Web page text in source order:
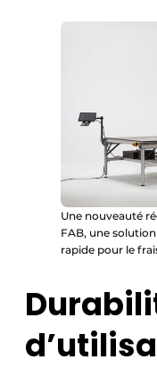
Une nouveauté
FAB, une
rapide pour le